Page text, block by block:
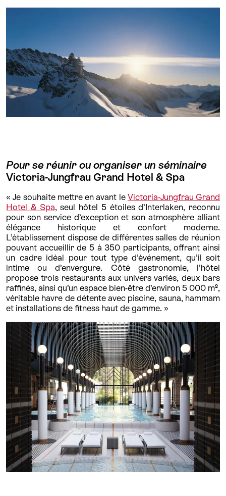
Pour se réunir ou organiser un séminaire
Victoria-Jungfrau Grand Hotel & Spa
« Je souhaite mettre en avant le Victoria-Jungfrau Grand
Hotel & Spa, seul hôtel 5 étoiles d’Interlaken, reconnu
pour son service d’exception et son atmosphère alliant
élégance historique et confort moderne.
L’établissement dispose de différentes salles de réunion
pouvant accueillir de 5 à 350 participants, offrant ainsi
un cadre idéal pour tout type d’événement, qu’il soit
intime ou d’envergure. Côté gastronomie, l’hôtel
propose trois restaurants aux univers variés, deux bars
raffinés, ainsi qu’un espace bien-être d’environ 5 000 m²,
véritable havre de détente avec piscine, sauna, hammam
et installations de fitness haut de gamme. »